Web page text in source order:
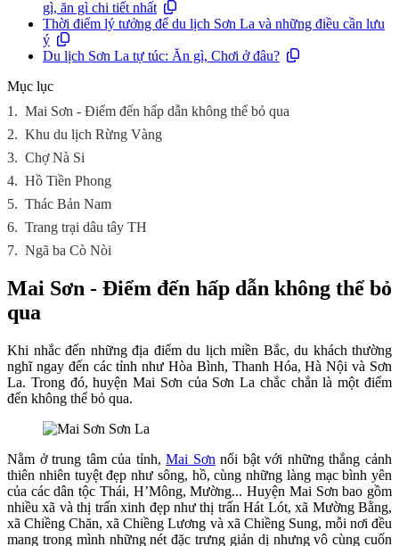
gì, ăn gì chi tiết nhất
Thời điểm lý tưởng để du lịch Sơn La và những điều cần lưu
ý
Du lịch Sơn La tự túc: Ăn gì, Chơi ở đâu?
Mục lục
1. Mai Sơn - Điểm đến hấp dẫn không thể bỏ qua
2. Khu du lịch Rừng Vàng
3. Chợ Nà Si
4. Hồ Tiền Phong
5. Thác Bản Nam
6. Trang trại dâu tây TH
7. Ngã ba Cò Nòi
Mai Sơn - Điểm đến hấp dẫn không thể bỏ
qua
Khi nhắc đến những địa điểm du lịch miền Bắc, du khách thường
nghĩ ngay đến các tỉnh như Hòa Bình, Thanh Hóa, Hà Nội và Sơn
La. Trong đó, huyện Mai Sơn của Sơn La chắc chắn là một điểm
đến không thể bỏ qua.
Nằm ở trung tâm của tỉnh,Mai Sơn nổi bật với những thắng cảnh
thiên nhiên tuyệt đẹp như sông, hồ, cùng những làng mạc bình yên
của các dân tộc Thái, H’Mông, Mường... Huyện Mai Sơn bao gồm
nhiều xã và thị trấn xinh đẹp như thị trấn Hát Lót, xã Mường Bằng,
xã Chiềng Chăn, xã Chiềng Lương và xã Chiềng Sung, mỗi nơi đều
mang trong mình những nét đặc trưng giản dị nhưng vô cùng cuốn